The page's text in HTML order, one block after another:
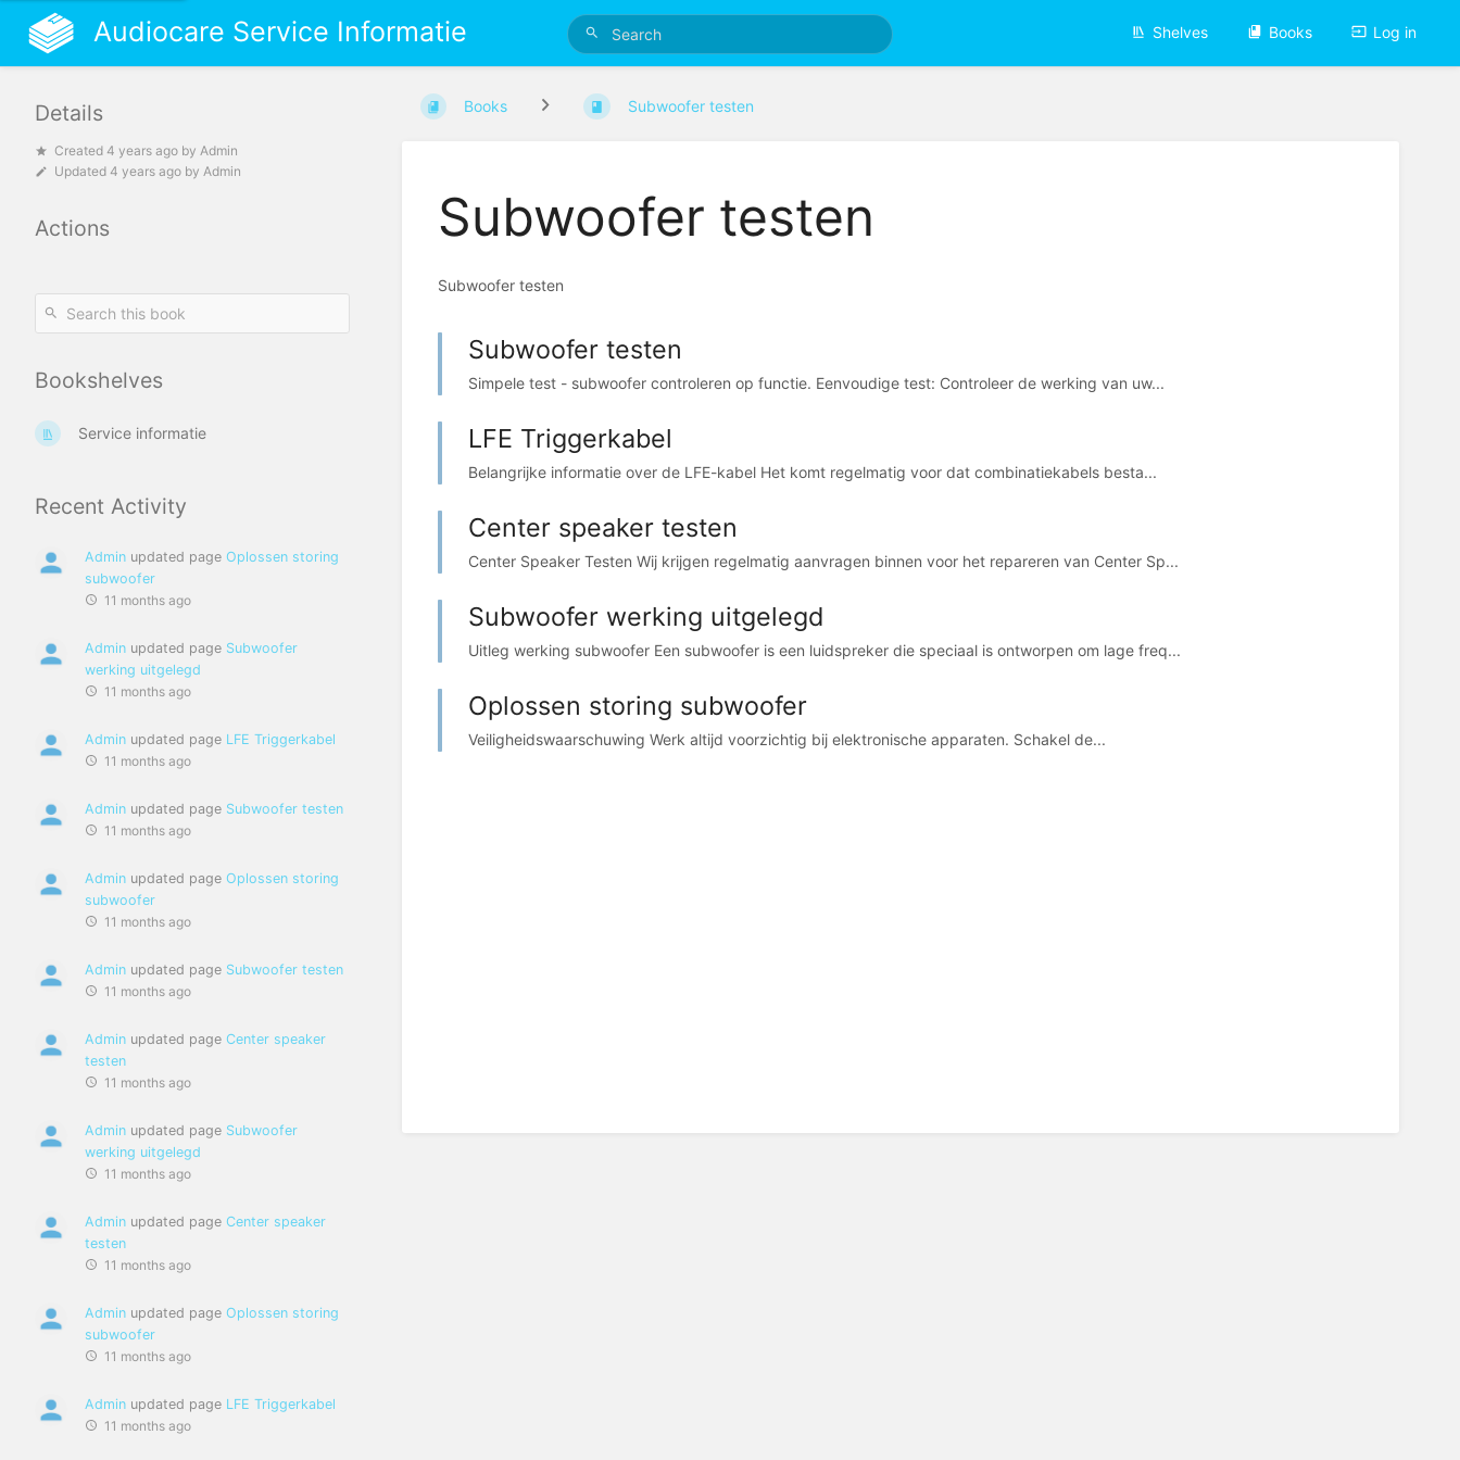
Audiocare Service Informatie Shelves Books Log in
Bookshelves
Service informatie
Recent Activity
Admin updated page Oplossen storing
subwoofer
11 months ago
Admin updated page Subwoofer
werking uitgelegd
11 months ago
Admin updated page LFE Triggerkabel
11 months ago
Admin updated page Subwoofer testen
11 months ago
Admin updated page Oplossen storing
subwoofer
11 months ago
Admin updated page Subwoofer testen
11 months ago
Admin updated page Center speaker
testen
11 months ago
Admin updated page Subwoofer
werking uitgelegd
11 months ago
Admin updated page Center speaker
testen
11 months ago
Admin updated page Oplossen storing
subwoofer
11 months ago
Admin updated page LFE Triggerkabel
11 months ago
Books Subwoofer testen
Subwoofer testen
Subwoofer testen
Subwoofer testen
Simpele test - subwoofer controleren op functie. Eenvoudige test: Controleer de werking van uw...
LFE Triggerkabel
Belangrijke informatie over de LFE-kabel Het komt regelmatig voor dat combinatiekabels besta...
Center speaker testen
Center Speaker Testen Wij krijgen regelmatig aanvragen binnen voor het repareren van Center Sp...
Subwoofer werking uitgelegd
Uitleg werking subwoofer Een subwoofer is een luidspreker die speciaal is ontworpen om lage freq...
Oplossen storing subwoofer
Veiligheidswaarschuwing Werk altijd voorzichtig bij elektronische apparaten. Schakel de...
Details
Created 4 years ago by Admin
Updated 4 years ago by Admin
Actions